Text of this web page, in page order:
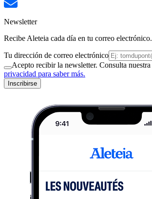
Newsletter
Recibe Aleteia cada día en tu correo electrónico.
Tu dirección de correo electrónico
Acepto recibir la newsletter. Consulta nuestra
privacidad para saber más.
Inscribirse